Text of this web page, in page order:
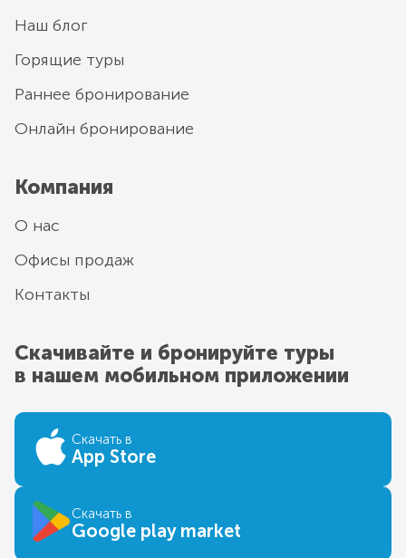
Наш блог
Горящие туры
Раннее бронирование
Онлайн бронирование
Компания
О нас
Офисы продаж
Контакты
Скачивайте и бронируйте туры
в нашем мобильном приложении
Скачать в
App Store
Скачать в
Google play market